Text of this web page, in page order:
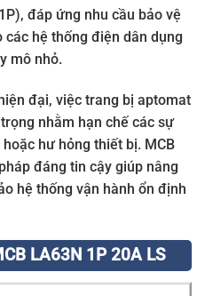
đáp ứng nhu cầu bảo vệ
hệ thống điện dân dụng
mô nhỏ.
đại, việc trang bị aptomat
nhằm hạn chế các sự
hư hỏng thiết bị. MCB
đáng tin cậy giúp nâng
hệ thống vận hành ổn định
LA63N 1P 20A LS